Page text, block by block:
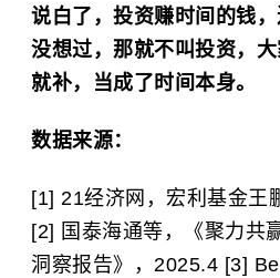
说白了，投资赚时间的钱
没想过，那就不叫投资，
就补，当成了时间本身。
数据来源：
[1] 21经济网，宏利基金王
[2] 国泰海通等，《聚力共
洞察报告》，2025.4 [3]